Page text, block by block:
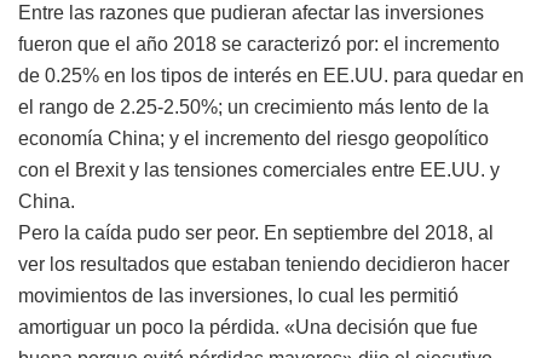
Entre las razones que pudieran afectar las inversiones
fueron que el año 2018 se caracterizó por: el incremento
de 0.25% en los tipos de interés en EE.UU. para quedar en
el rango de 2.25-2.50%; un crecimiento más lento de la
economía China; y el incremento del riesgo geopolítico
con el Brexit y las tensiones comerciales entre EE.UU. y
China.
Pero la caída pudo ser peor. En septiembre del 2018, al
ver los resultados que estaban teniendo decidieron hacer
movimientos de las inversiones, lo cual les permitió
amortiguar un poco la pérdida. «Una decisión que fue